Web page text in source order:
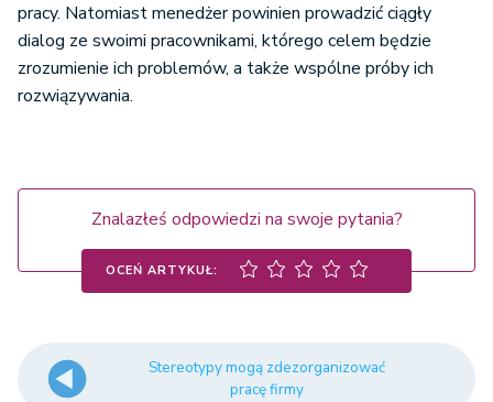
pracy. Natomiast menedżer powinien prowadzić ciągły
dialog ze swoimi pracownikami, którego celem będzie
zrozumienie ich problemów, a także wspólne próby ich
rozwiązywania.
Znalazłeś odpowiedzi na swoje pytania?
OCEŃ ARTYKUŁ:
Stereotypy mogą zdezorganizować
pracę firmy